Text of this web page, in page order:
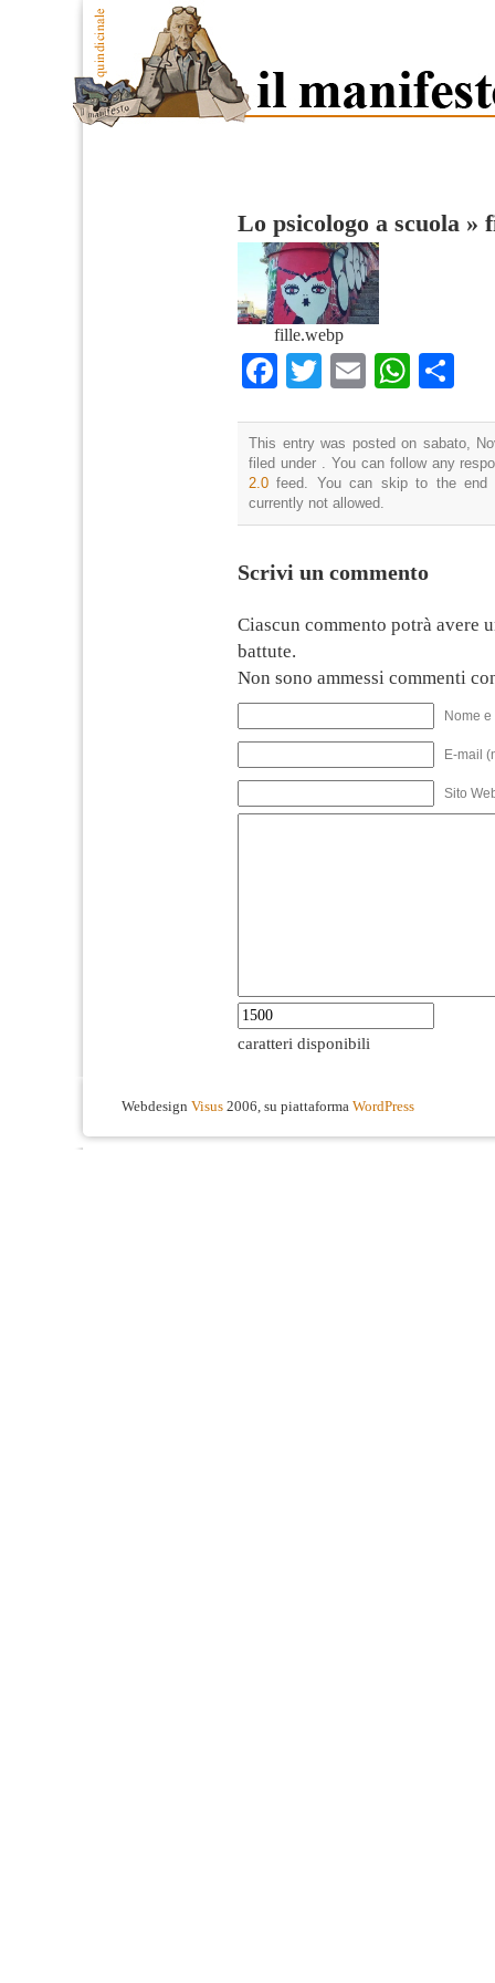
Lo psicologo a scuola »
fille.webp
Facebook
TwitterEmail
This entry was posted on sabato,
filed under . You can follow any
2.0 feed. You can skip to the end
currently not allowed.
Scrivi un commento
Ciascun commento potrà avere
battute.
Non sono ammessi commenti
Nome
E-mail
Sito
caratteri disponibili
Webdesign Visus 2006, su piattaforma WordPress